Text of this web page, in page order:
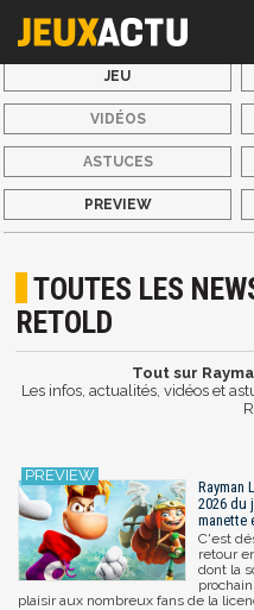
JEU
VIDÉOS
ASTUCES
PREVIEW
TOUTES LES
RETOLD
Tout sur
Les infos, actualités, vidéos et
Rayman
2026 du
manette
C'est
retour
dont la
plaisir aux nombreux fans de la